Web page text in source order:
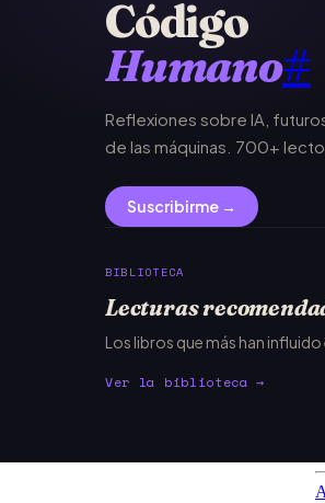
Código
Humano#
Reflexiones sobre IA,
de las máquinas. 700+
Suscribirme →
BIBLIOTECA
Lecturas
Los libros que más han
Ver la biblioteca →